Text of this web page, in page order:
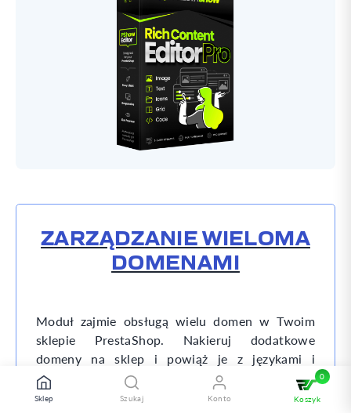
Sklep Szukaj Konto Koszyk
ZARZĄDZANIE WIELOMA
DOMENAMI
Moduł zajmie obsługą wielu domen w Twoim
sklepie PrestaShop. Nakieruj dodatkowe
domeny na sklep i powiąż je z językami i
walutami dostępnymi w Twoim sklepie.